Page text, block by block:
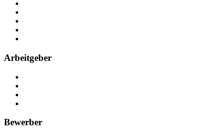
Arbeitgeber
Bewerber